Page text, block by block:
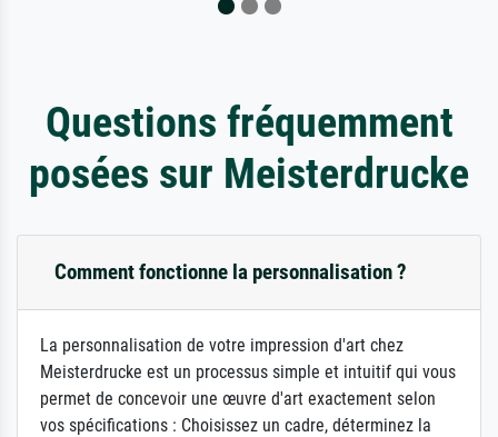
Questions fréquemment
posées sur Meisterdrucke
Comment fonctionne la personnalisation ?
La personnalisation de votre impression d'art chez
Meisterdrucke est un processus simple et intuitif qui vous
permet de concevoir une œuvre d'art exactement selon
vos spécifications : Choisissez un cadre, déterminez la